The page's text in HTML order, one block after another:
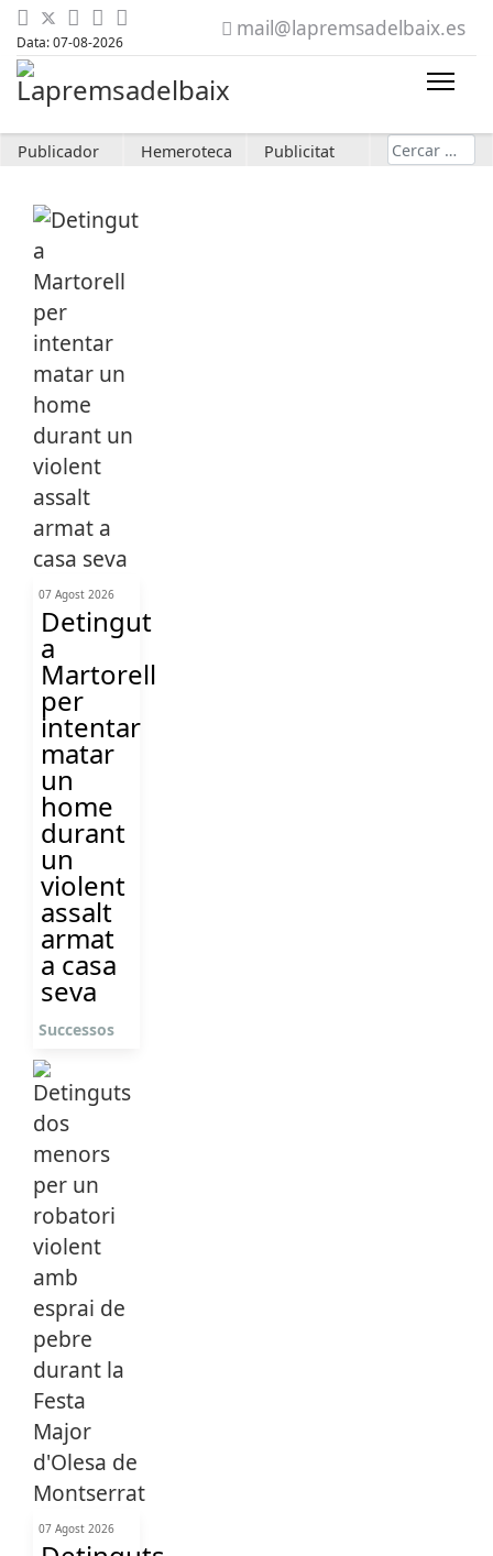
Data: 07-08-2026
mail@lapremsadelbaix.es
Publicador Hemeroteca Publicitat Cerca
07 Agost 2026
Detingut
a
Martorell
per
intentar
matar
un
home
durant
un
violent
assalt
armat
a casa
seva
Successos
07 Agost 2026